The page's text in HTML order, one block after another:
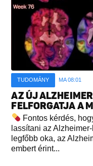
TUDOMÁNY MA 08:01
AZ ÚJ
FELFORGATJA A
Fontos kérdés,
lassítani az
legfőbb oka, az
embert érint...